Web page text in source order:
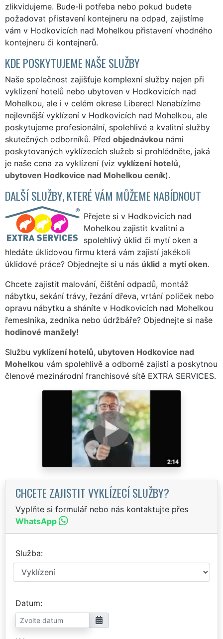
zlikvidujeme. Bude-li potřeba nebo pokud budete
požadovat přistavení kontejneru na odpad, zajistíme
vám v Hodkovicích nad Mohelkou přistavení vhodného
kontejneru či kontejnerů.
KDE POSKYTUJEME NAŠE SLUŽBY
Naše společnost zajišťuje komplexní služby nejen při
vyklizení hotelů nebo ubytoven v Hodkovicích nad
Mohelkou, ale i v celém okrese Liberec! Nenabízíme
nejlevnější vyklízení v Hodkovicích nad Mohelkou, ale
poskytujeme profesionální, spolehlivé a kvalitní služby
skutečných odborníků. Před objednávkou námi
poskytovaných vyklízecích služeb si prohlédněte, jaká
je naše cena za vyklízení (viz vyklízení hotelů,
ubytoven Hodkovice nad Mohelkou ceník).
DALŠÍ SLUŽBY, KTERÉ VÁM MŮŽEME NABÍDNOUT
Přejete si v Hodkovicích nad
Mohelkou zajistit kvalitní a
spolehlivý úklid či mytí oken a
hledáte úklidovou firmu která vám zajistí jakékoli
úklidové práce? Objednejte si u nás úklid a mytí oken.
Chcete zajistit malování, čištění odpadů, montáž
nábytku, sekání trávy, řezání dřeva, vrtání poliček nebo
opravu nábytku a sháníte v Hodkovicích nad Mohelkou
řemeslníka, zedníka nebo údržbáře? Objednejte si naše
hodinové manžely!
Službu vyklízení hotelů, ubytoven Hodkovice nad
Mohelkou vám spolehlivě a odborně zajistí a poskytnou
členové mezinárodní franchisové sítě EXTRA SERVICES.
CHCETE ZAJISTIT VYKLÍZECÍ SLUŽBY?
Vyplňte si formulář nebo nás kontaktujte přes
WhatsApp
Služba
Datum